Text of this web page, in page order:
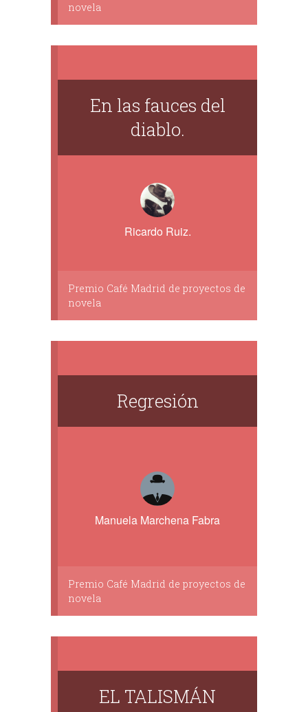
novela
En las fauces del
diablo.
Ricardo Ruiz.
Premio Café Madrid de proyectos de
novela
Regresión
Manuela Marchena Fabra
Premio Café Madrid de proyectos de
novela
EL TALISMÁN